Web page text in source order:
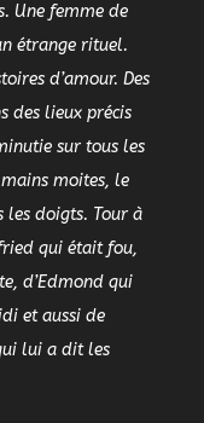
Une femme de
étrange rituel.
d’amour. Des
des lieux précis
sur tous les
moites, le
les doigts. Tour à
qui était fou,
d’Edmond qui
et aussi de
lui a dit les